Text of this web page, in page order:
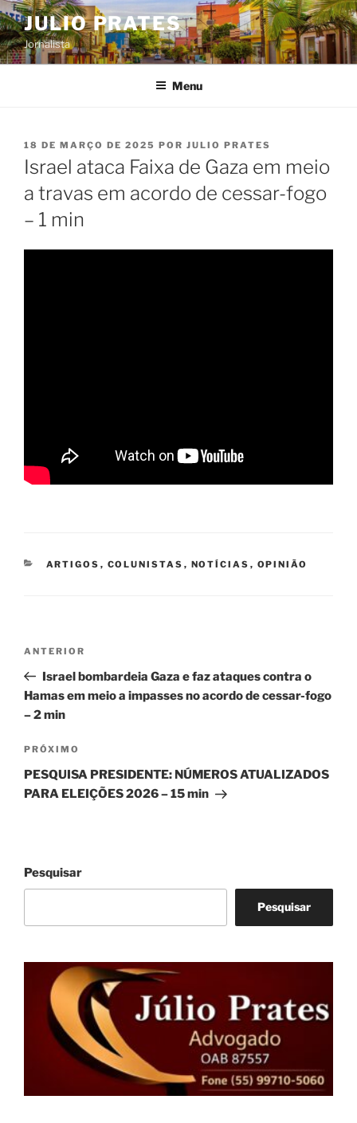
Pular
para
o
conteúdo
JULIO PRATES
Jornalista
Menu
PUBLICADO
EM
18 DE MARÇO DE 2025 POR JULIO PRATES
Israel ataca Faixa de Gaza em meio
a travas em acordo de cessar-fogo
– 1 min
CATEGORIAS
ARTIGOS , COLUNISTAS , NOTÍCIAS , OPINIÃO
Post
Post
anterior
ANTERIOR
Israel bombardeia Gaza e faz ataques contra o
Hamas em meio a impasses no acordo de cessar-fogo
– 2 min
Próximo
post
PRÓXIMO
PESQUISA PRESIDENTE: NÚMEROS ATUALIZADOS
PARA ELEIÇÕES 2026 – 15 min
Pesquisar
Pesquisar